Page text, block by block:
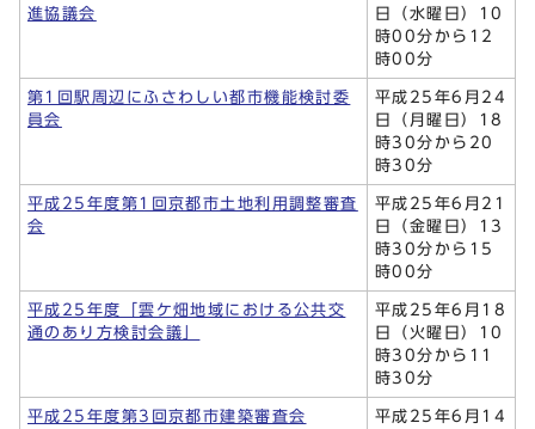
進協議会
日（水曜日）10
時00分から12
時00分
第1回駅周辺にふさわしい都市機能検討委
員会
平成25年6月24
日（月曜日）18
時30分から20
時30分
平成25年度第1回京都市土地利用調整審査
会
平成25年6月21
日（金曜日）13
時30分から15
時00分
平成25年度「雲ケ畑地域における公共交
通のあり方検討会議」
平成25年6月18
日（火曜日）10
時30分から11
時30分
平成25年度第3回京都市建築審査会
平成25年6月14